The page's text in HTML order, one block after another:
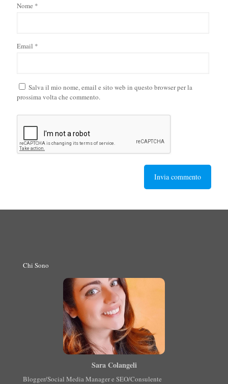
Nome *
Email *
Salva il mio nome, email e sito web in questo browser per la
prossima volta che commento.
Chi Sono
Sara Colangeli
Blogger/Social Media Manager e SEO/Consulente